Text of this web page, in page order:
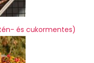
és cukormentes)